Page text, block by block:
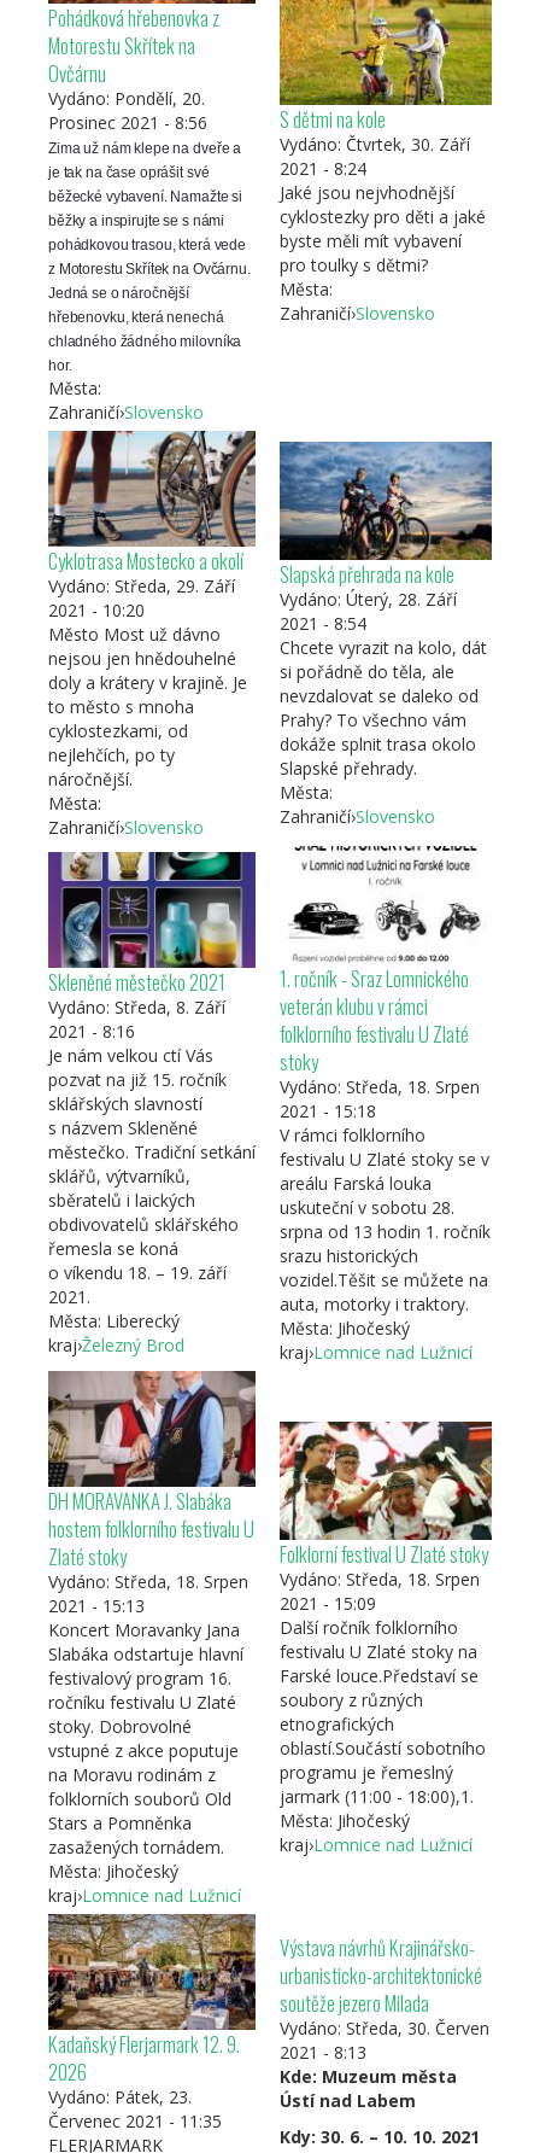
Pohádková hřebenovka z
Motorestu Skřítek na
Ovčárnu
Vydáno: Pondělí, 20.
Prosinec 2021 - 8:56
Zima už nám klepe na dveře a
je tak na čase oprášit své
běžecké vybavení. Namažte si
běžky a inspirujte se s námi
pohádkovou trasou, která vede
z Motorestu Skřítek na Ovčárnu.
Jedná se o náročnější
hřebenovku, která nenechá
chladného žádného milovníka
hor.
Města:
Zahraničí›Slovensko
S dětmi na kole
Vydáno: Čtvrtek, 30. Září
2021 - 8:24
Jaké jsou nejvhodnější
cyklostezky pro děti a jaké
byste měli mít vybavení
pro toulky s dětmi?
Města:
Zahraničí›Slovensko
Cyklotrasa Mostecko a okolí
Vydáno: Středa, 29. Září
2021 - 10:20
Město Most už dávno
nejsou jen hnědouhelné
doly a krátery v krajině. Je
to město s mnoha
cyklostezkami, od
nejlehčích, po ty
náročnější.
Města:
Zahraničí›Slovensko
Slapská přehrada na kole
Vydáno: Úterý, 28. Září
2021 - 8:54
Chcete vyrazit na kolo, dát
si pořádně do těla, ale
nevzdalovat se daleko od
Prahy? To všechno vám
dokáže splnit trasa okolo
Slapské přehrady.
Města:
Zahraničí›Slovensko
Skleněné městečko 2021
Vydáno: Středa, 8. Září
2021 - 8:16
Je nám velkou ctí Vás
pozvat na již 15. ročník
sklářských slavností
s názvem Skleněné
městečko. Tradiční setkání
sklářů, výtvarníků,
sběratelů i laických
obdivovatelů sklářského
řemesla se koná
o víkendu 18. – 19. září
2021.
Města: Liberecký
kraj›Železný Brod
1. ročník - Sraz Lomnického
veterán klubu v rámci
folklorního festivalu U Zlaté
stoky
Vydáno: Středa, 18. Srpen
2021 - 15:18
V rámci folklorního
festivalu U Zlaté stoky se v
areálu Farská louka
uskuteční v sobotu 28.
srpna od 13 hodin 1. ročník
srazu historických
vozidel.Těšit se můžete na
auta, motorky i traktory.
Města: Jihočeský
kraj›Lomnice nad Lužnicí
DH MORAVANKA J. Slabáka
hostem folklorního festivalu U
Zlaté stoky
Vydáno: Středa, 18. Srpen
2021 - 15:13
Koncert Moravanky Jana
Slabáka odstartuje hlavní
festivalový program 16.
ročníku festivalu U Zlaté
stoky. Dobrovolné
vstupné z akce poputuje
na Moravu rodinám z
folklorních souborů Old
Stars a Pomněnka
zasažených tornádem.
Města: Jihočeský
kraj›Lomnice nad Lužnicí
Folklorní festival U Zlaté stoky
Vydáno: Středa, 18. Srpen
2021 - 15:09
Další ročník folklorního
festivalu U Zlaté stoky na
Farské louce.Představí se
soubory z různých
etnografických
oblastí.Součástí sobotního
programu je řemeslný
jarmark (11:00 - 18:00),1.
Města: Jihočeský
kraj›Lomnice nad Lužnicí
Kadaňský Flerjarmark 12. 9.
2026
Vydáno: Pátek, 23.
Červenec 2021 - 11:35
FLERJARMARK
Výstava návrhů Krajinářsko-
urbanisticko-architektonické
soutěže jezero Milada
Vydáno: Středa, 30. Červen
2021 - 8:13
Kde: Muzeum města
Ústí nad Labem
Kdy: 30. 6. – 10. 10. 2021